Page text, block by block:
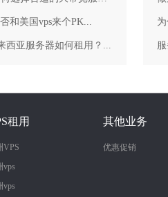
和美国vps来个PK...
西亚服务器如何租用？...
租用
VPS
vps
vps
其他业务
优惠促销